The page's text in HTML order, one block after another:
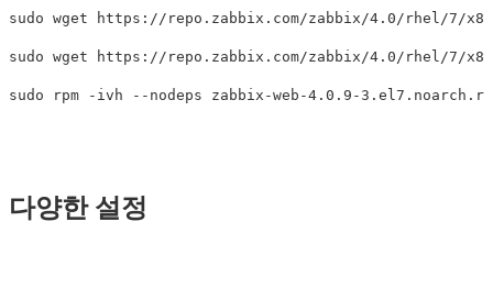
sudo wget https://repo.zabbix.com/zabbix/4.0/rhel/7/
sudo wget https://repo.zabbix.com/zabbix/4.0/rhel/7/
다양한 설정